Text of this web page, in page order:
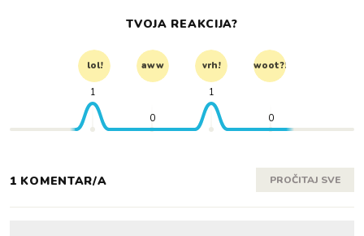
TVOJA REAKCIJA?
lol! aww vrh! woot?!
1
0
1
0
1 KOMENTAR/A PROČITAJ SVE